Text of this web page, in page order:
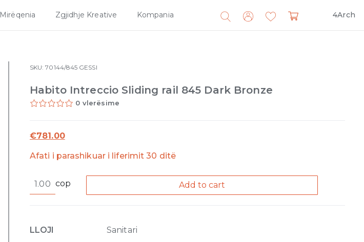
Mirëqenia Zgjidhje Kreative Kompania 4Arch
Search
for:
SKU:70144/845 GESSI
Habito Intreccio Sliding rail 845 Dark Bronze
0 vlerësime
€781.00
Afati i parashikuar i liferimit 30 ditë
Intreccio
Dark
cop Add to cart
LLOJI
Sanitari